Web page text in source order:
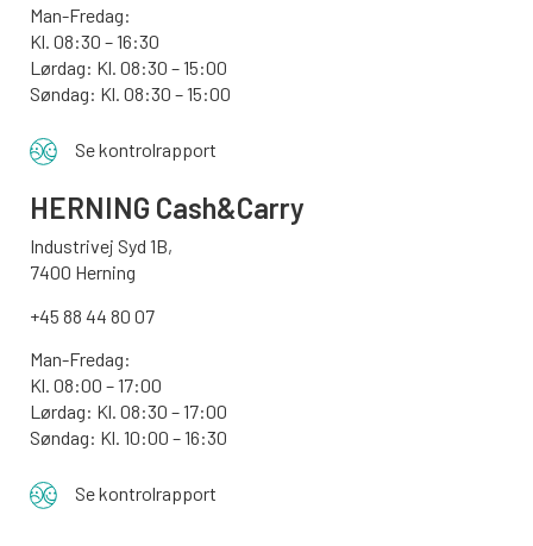
Man-Fredag:
Kl. 08:30 – 16:30
Lørdag: Kl. 08:30 – 15:00
Søndag: Kl. 08:30 – 15:00
Se kontrolrapport
HERNING Cash&Carry
Industrivej Syd 1B,
7400 Herning
+45 88 44 80 07
Man-Fredag:
Kl. 08:00 – 17:00
Lørdag: Kl. 08:30 – 17:00
Søndag: Kl. 10:00 – 16:30
Se kontrolrapport